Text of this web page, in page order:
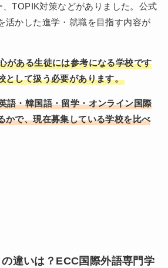
TOPIK対策などがありました。公式
活かした進学・就職を目指す内容が
がある生徒には参考になる学校です
として扱う必要があります。
語・韓国語・留学・オンライン国際
かで、現在募集している学校を比べ
違いは？ECC国際外語専門学